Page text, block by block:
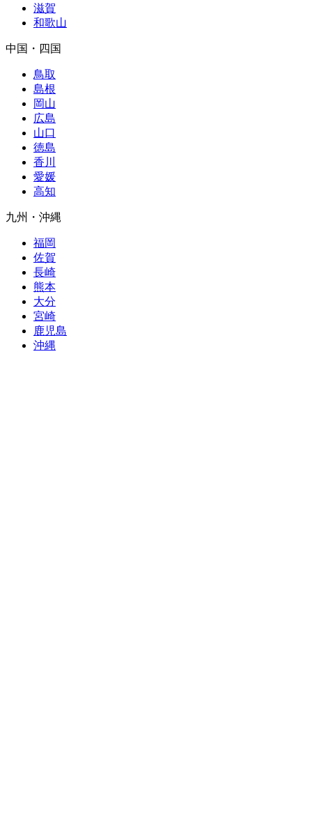
滋賀
和歌山
中国・四国
鳥取
島根
岡山
広島
山口
徳島
香川
愛媛
高知
九州・沖縄
福岡
佐賀
長崎
熊本
大分
宮崎
鹿児島
沖縄